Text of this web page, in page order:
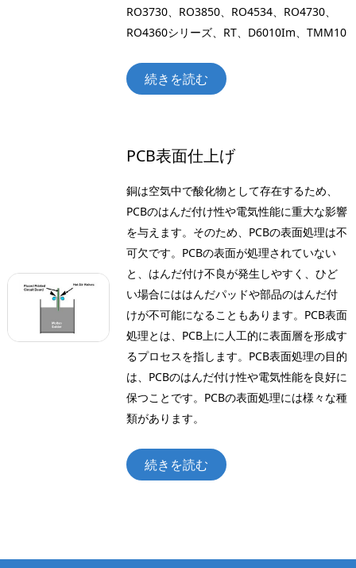
RO3730、RO3850、RO4534、RO4730、
RO4360シリーズ、RT、D6010Im、TMM10
続きを読む
PCB表面仕上げ
銅は空気中で酸化物として存在するため、
PCBのはんだ付け性や電気性能に重大な影響
を与えます。そのため、PCBの表面処理は不
可欠です。PCBの表面が処理されていない
と、はんだ付け不良が発生しやすく、ひど
い場合にははんだパッドや部品のはんだ付
けが不可能になることもあります。PCB表面
処理とは、PCB上に人工的に表面層を形成す
るプロセスを指します。PCB表面処理の目的
は、PCBのはんだ付け性や電気性能を良好に
保つことです。PCBの表面処理には様々な種
類があります。
続きを読む